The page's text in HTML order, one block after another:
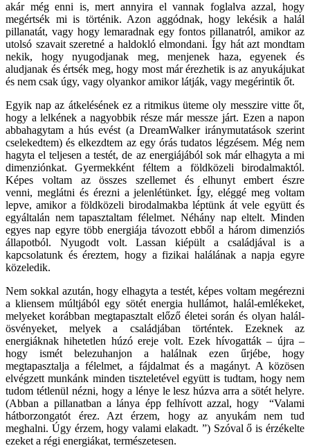
akár még enni is, mert annyira el vannak foglalva azzal, hogy
megértsék mi is történik. Azon aggódnak, hogy lekésik a halál
pillanatát, vagy hogy lemaradnak egy fontos pillanatról, amikor az
utolsó szavait szeretné a haldokló elmondani. Így hát azt mondtam
nekik, hogy nyugodjanak meg, menjenek haza, egyenek és
aludjanak és értsék meg, hogy most már érezhetik is az anyukájukat
és nem csak úgy, vagy olyankor amikor látják, vagy megérintik őt.
Egyik nap az átkelésének ez a ritmikus üteme oly messzire vitte őt,
hogy a lelkének a nagyobbik része már messze járt. Ezen a napon
abbahagytam a hús evést (a DreamWalker iránymutatások szerint
cselekedtem) és elkezdtem az egy órás tudatos légzésem. Még nem
hagyta el teljesen a testét, de az energiájából sok már elhagyta a mi
dimenziónkat. Gyermekként féltem a földközeli birodalmaktól.
Képes voltam az összes szellemet és elhunyt embert észre
venni, meglátni és érezni a jelenlétünket. Így, eléggé meg voltam
lepve, amikor a földközeli birodalmakba léptünk át vele együtt és
egyáltalán nem tapasztaltam félelmet. Néhány nap eltelt. Minden
egyes nap egyre több energiája távozott ebből a három dimenziós
állapotból. Nyugodt volt. Lassan kiépült a családjával is a
kapcsolatunk és éreztem, hogy a fizikai halálának a napja egyre
közeledik.
Nem sokkal azután, hogy elhagyta a testét, képes voltam megérezni
a kliensem múltjából egy sötét energia hullámot, halál-emlékeket,
melyeket korábban megtapasztalt előző életei során és olyan halál-
ösvényeket, melyek a családjában történtek. Ezeknek az
energiáknak hihetetlen húzó ereje volt. Ezek hívogatták – újra –
hogy ismét belezuhanjon a halálnak ezen űrjébe, hogy
megtapasztalja a félelmet, a fájdalmat és a magányt. A közösen
elvégzett munkánk minden tiszteletével együtt is tudtam, hogy nem
tudom tétlenül nézni, hogy a lénye le lesz húzva arra a sötét helyre.
(Abban a pillanatban a lánya épp felhívott azzal, hogy “Valami
hátborzongatót érez. Azt érzem, hogy az anyukám nem tud
meghalni. Úgy érzem, hogy valami elakadt. ”) Szóval ő is érzékelte
ezeket a régi energiákat, természetesen.